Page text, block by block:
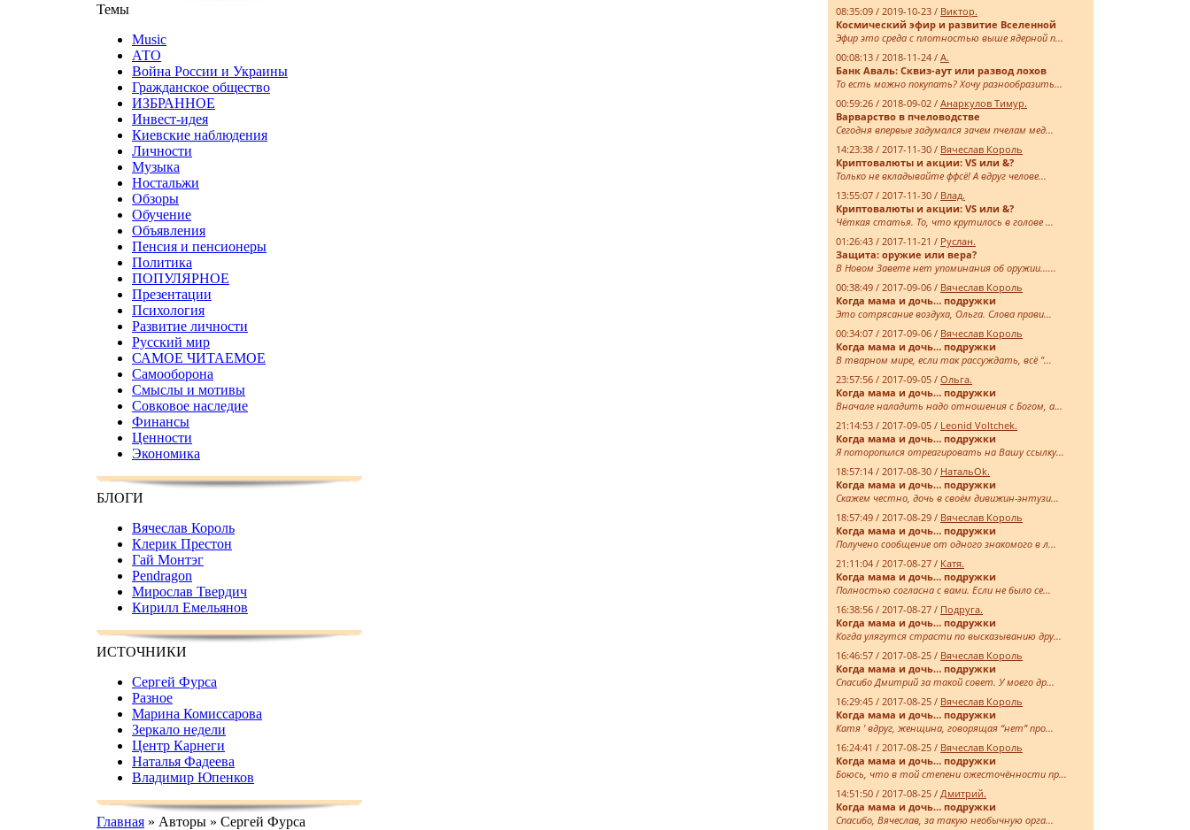
Темы
Music
АТО
Война России и Украины
Гражданское общество
ИЗБРАННОЕ
Инвест-идея
Киевские наблюдения
Личности
Музыка
Ностальжи
Обзоры
Обучение
Объявления
Пенсия и пенсионеры
Политика
ПОПУЛЯРНОЕ
Презентации
Психология
Развитие личности
Русский мир
САМОЕ ЧИТАЕМОЕ
Самооборона
Смыслы и мотивы
Совковое наследие
Финансы
Ценности
Экономика
БЛОГИ
Вячеслав Король
Клерик Престон
Гай Монтэг
Pendragon
Мирослав Твердич
Кирилл Емельянов
ИСТОЧНИКИ
Сергей Фурса
Разное
Марина Комиссарова
Зеркало недели
Центр Карнеги
Наталья Фадеева
Владимир Юпенков
Главная » Авторы » Сергей Фурса
08:35:09 / 2019-10-23 / Виктор.
Космический эфир и развитие Вселенной
Эфир это среда с плотностью выше ядерной п...
00:08:13 / 2018-11-24 / А.
Банк Аваль: Сквиз-аут или развод лохов
То есть можно покупать? Хочу разнообразить...
00:59:26 / 2018-09-02 / Анаркулов Тимур.
Варварство в пчеловодстве
Сегодня впервые задумался зачем пчелам мед...
14:23:38 / 2017-11-30 / Вячеслав Король
Криптовалюты и акции: VS или &?
Только не вкладывайте ффсё! А вдруг челове...
13:55:07 / 2017-11-30 / Влад.
Криптовалюты и акции: VS или &?
Чёткая статья. То, что крутилось в голове ...
01:26:43 / 2017-11-21 / Руслан.
Защита: оружие или вера?
В Новом Завете нет упоминания об оружии......
00:38:49 / 2017-09-06 / Вячеслав Король
Когда мама и дочь… подружки
Это сотрясание воздуха, Ольга. Слова прави...
00:34:07 / 2017-09-06 / Вячеслав Король
Когда мама и дочь… подружки
В тварном мире, если так рассуждать, всё "...
23:57:56 / 2017-09-05 / Ольга.
Когда мама и дочь… подружки
Вначале наладить надо отношения с Богом, а...
21:14:53 / 2017-09-05 / Leonid Voltchek.
Когда мама и дочь… подружки
Я поторопился отреагировать на Вашу ссылку...
18:57:14 / 2017-08-30 / НатальOk.
Когда мама и дочь… подружки
Скажем честно, дочь в своём дивижин-энтузи...
18:57:49 / 2017-08-29 / Вячеслав Король
Когда мама и дочь… подружки
Получено сообщение от одного знакомого в л...
21:11:04 / 2017-08-27 / Катя.
Когда мама и дочь… подружки
Полностью согласна с вами. Если не было се...
16:38:56 / 2017-08-27 / Подруга.
Когда мама и дочь… подружки
Когда улягутся страсти по высказыванию дру...
16:46:57 / 2017-08-25 / Вячеслав Король
Когда мама и дочь… подружки
Спасибо Дмитрий за такой совет. У моего др...
16:29:45 / 2017-08-25 / Вячеслав Король
Когда мама и дочь… подружки
Катя ' вдруг, женщина, говорящая “нет” про...
16:24:41 / 2017-08-25 / Вячеслав Король
Когда мама и дочь… подружки
Боюсь, что в той степени ожесточённости пр...
14:51:50 / 2017-08-25 / Дмитрий.
Когда мама и дочь… подружки
Спасибо, Вячеслав, за такую необычную орга...